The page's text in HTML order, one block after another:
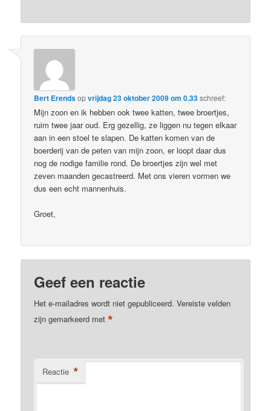
Bert Erendsopvrijdag 23 oktober 2009 om 0.33schreef:
Mijn zoon en ik hebben ook twee katten, twee broertjes,
ruim twee jaar oud. Erg gezellig, ze liggen nu tegen elkaar
aan in een stoel te slapen. De katten komen van de
boerderij van de peten van mijn zoon, er loopt daar dus
nog de nodige familie rond. De broertjes zijn wel met
zeven maanden gecastreerd. Met ons vieren vormen we
dus een echt mannenhuis.
Groet,
Geef een reactie
Het e-mailadres wordt niet gepubliceerd. Vereiste velden
zijn gemarkeerd met*
Reactie *